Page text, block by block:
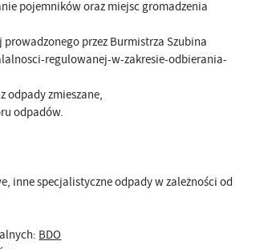
pojemników oraz miejsc gromadzenia
przez Burmistrza Szubina
regulowanej-w-zakresie-odbierania-
odpady zmieszane,
odpadów.
inne specjalistyczne odpady w zależności od
BDO